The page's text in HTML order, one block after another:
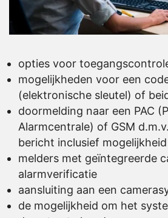
opties voor
mogelijkheden voor een
(elektronische sleutel) of
doormelding naar een PAC
Alarmcentrale) of GSM
bericht inclusief
melders met geïntegreerde
alarmverificatie
aansluiting aan een
de mogelijkheid om het